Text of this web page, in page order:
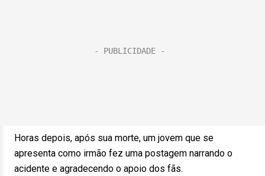
Horas depois, após sua morte, um jovem que se
apresenta como irmão fez uma postagem narrando o
acidente e agradecendo o apoio dos fãs.